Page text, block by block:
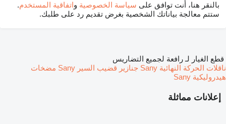
بالنقر هنا، أنت توافق على سياسة الخصوصية واتفاقية المستخدم.
ستتم معالجة بياناتك الشخصية بغرض تقديم رد على طلبك.
إعلانات مماثلة
قطع الغيار لـ رافعة لجميع التضاريس
ناقلات الحركة النهائية Sany
جنازير قضيب السير Sany
مضخات
هيدروليكية Sany